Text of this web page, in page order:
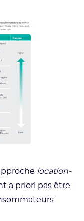
location-
a priori pas être